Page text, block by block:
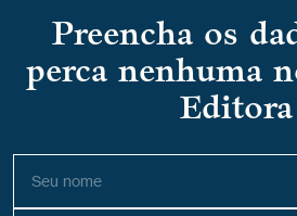
Preencha os
perca nenhuma